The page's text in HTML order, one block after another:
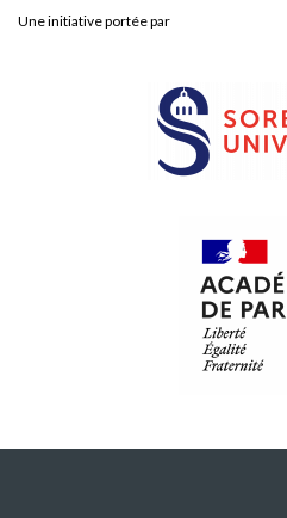
Une initiative portée par